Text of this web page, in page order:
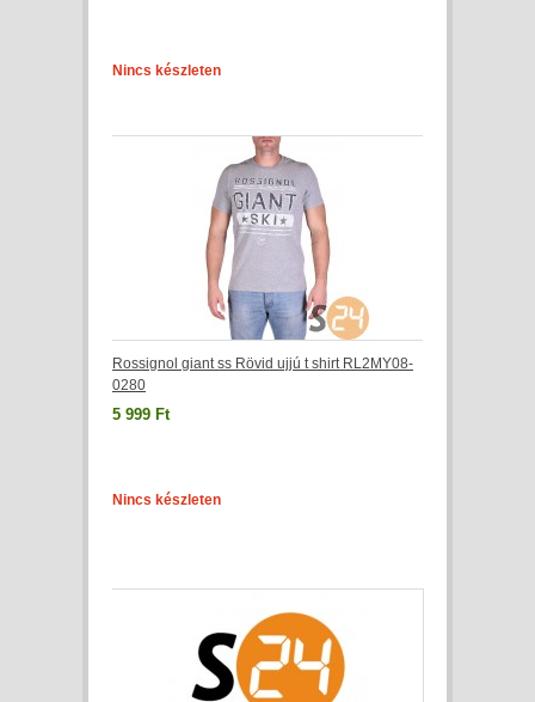
Nincs készleten
Rossignol giant ss Rövid ujjú t shirt RL2MY08-
0280
5 999 Ft
Nincs készleten